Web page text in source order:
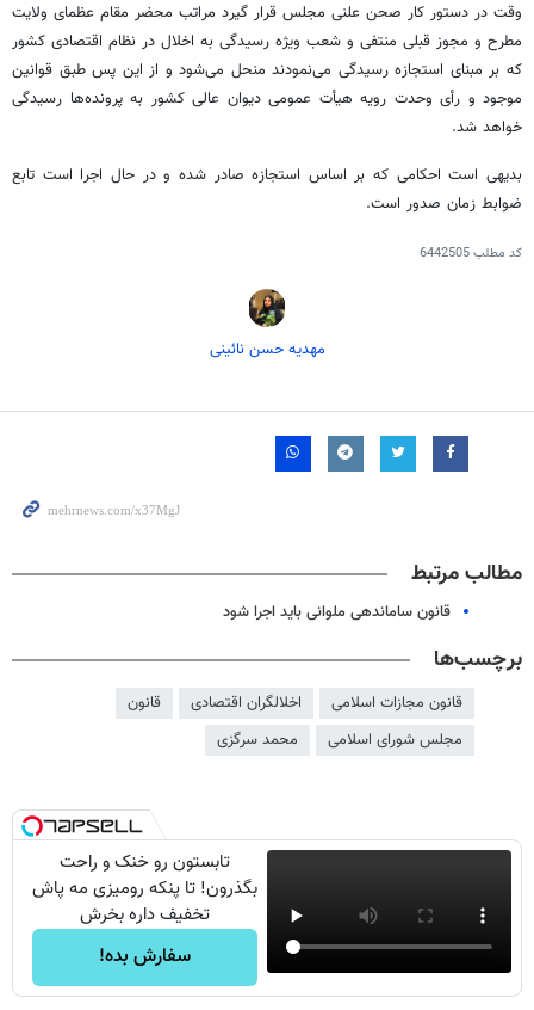
وقت در دستور کار صحن علنی مجلس قرار گیرد مراتب محضر مقام عظمای ولایت
مطرح و مجوز قبلی منتفی و شعب ویژه رسیدگی به اخلال در نظام اقتصادی کشور
که بر مبنای استجازهرسیدگی می‌نمودند منحل می‌شود و از این پس طبق قوانین
موجود و رأی وحدت رویه هیأت عمومی دیوان عالی کشور به پرونده‌ها رسیدگی
خواهد شد.
بدیهی است احکامی که بر اساس استجازهصادر شده و در حال اجرا است تابع
ضوابط زمان صدور است.
کد مطلب6442505
مهدیه حسن نائینی
مطالب مرتبط
قانون ساماندهی ملوانی باید اجرا شود
برچسب‌ها
قانون مجازات اسلامی اخلالگران اقتصادی
قانون
مجلس شورای اسلامی
محمد سرگزی
تابستون رو خنک و راحت
بگذرون! تا پنکه رومیزی مه پاش
تخفیف داره بخرش
سفارش بده!